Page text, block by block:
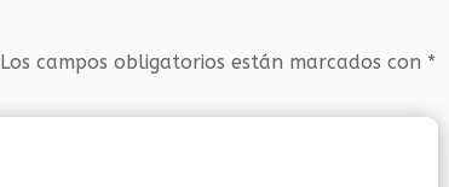
Los campos obligatorios están marcados con *